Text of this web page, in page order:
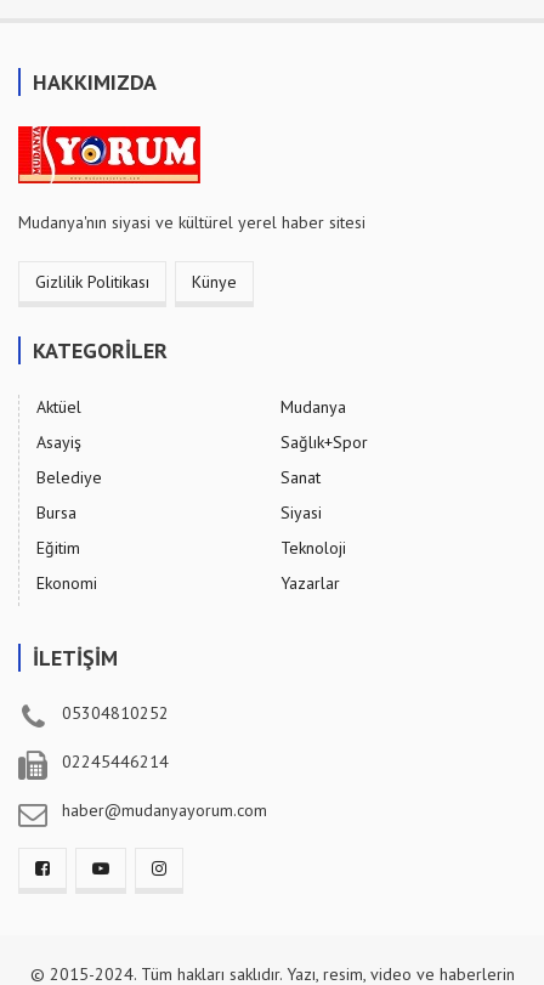
HAKKIMIZDA
Mudanya'nın siyasi ve kültürel yerel haber sitesi
Gizlilik Politikası Künye
KATEGORİLER
Aktüel
Asayiş
Belediye
Bursa
Eğitim
Ekonomi
Mudanya
Sağlık+Spor
Sanat
Siyasi
Teknoloji
Yazarlar
İLETİŞİM
05304810252
02245446214
haber@mudanyayorum.com
© 2015-2024. Tüm hakları saklıdır. Yazı, resim, video ve haberlerin